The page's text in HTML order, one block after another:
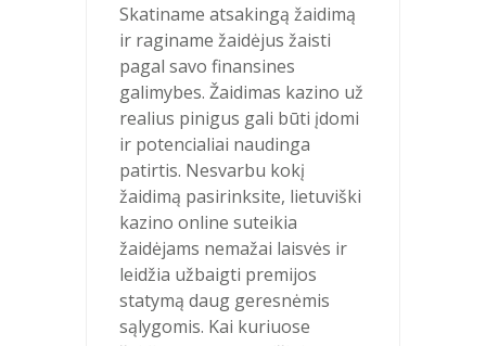
Skatiname atsakingą žaidimą
ir raginame žaidėjus žaisti
pagal savo finansines
galimybes. Žaidimas kazino už
realius pinigus gali būti įdomi
ir potencialiai naudinga
patirtis. Nesvarbu kokį
žaidimą pasirinksite, lietuviški
kazino online suteikia
žaidėjams nemažai laisvės ir
leidžia užbaigti premijos
statymą daug geresnėmis
sąlygomis. Kai kuriuose